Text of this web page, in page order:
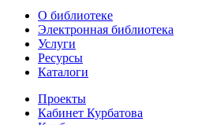
О библиотеке
Электронная библиотека
Услуги
Ресурсы
Каталоги
Проекты
Кабинет Курбатова